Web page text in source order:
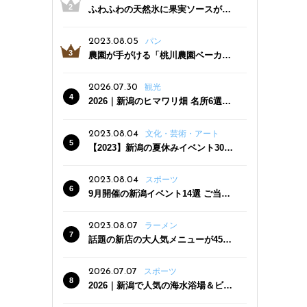
ふわふわの天然氷に果実ソースがた
三条駅近くにオープン
2023.08.05 パン
農園が手がける「桃川農園ベーカリ
った焼きたてパンのほか、ジェラー
トやスムージーも
2026.07.30 観光
2026｜新潟のヒマワリ畑 名所6選
2023.08.04
文化・芸術・アート
【2023】新潟の夏休みイベント30
2023.08.04
スポーツ
9月開催の新潟イベント14選 ご当地
2023.08.07 ラーメン
話題の新店の大人気メニューが450
クーポン登場
2026.07.07 スポーツ
2026｜新潟で人気の海水浴場＆ビー